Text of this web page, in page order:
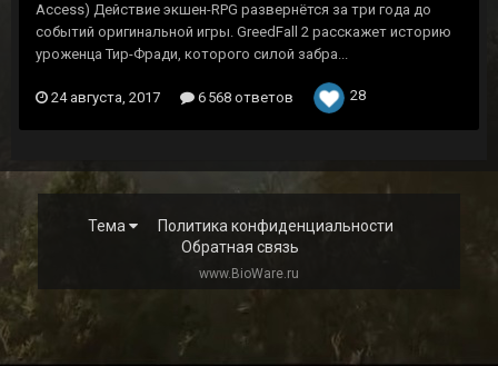
Access) Действие экшен-RPG развернётся за три года до
событий оригинальной игры. GreedFall 2 расскажет историю
уроженца Тир-Фради, которого силой забра...
24 августа, 2017 6 568 ответов 28
Тема
Политика конфиденциальности
Обратная связь
www.BioWare.ru